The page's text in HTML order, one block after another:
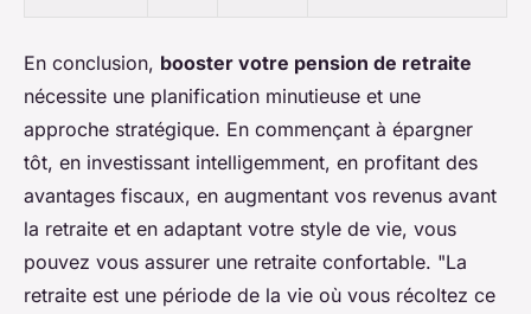
En conclusion, booster votre pension de retraite
nécessite une planification minutieuse et une
approche stratégique. En commençant à épargner
tôt, en investissant intelligemment, en profitant des
avantages fiscaux, en augmentant vos revenus avant
la retraite et en adaptant votre style de vie, vous
pouvez vous assurer une retraite confortable. "La
retraite est une période de la vie où vous récoltez ce